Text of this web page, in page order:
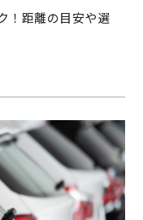
！距離の目安や選